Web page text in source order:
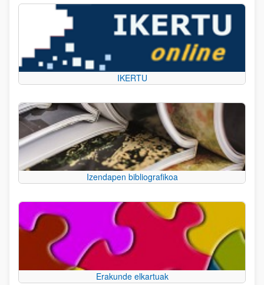
IKERTU
Izendapen bibliografikoa
Erakunde elkartuak